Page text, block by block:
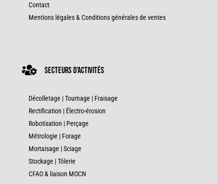
Contact
Mentions légales & Conditions générales de ventes
 secteurs d'activités
Décolletage |Tournage | Fraisage
Rectification | Électro-érosion
Robotisation | Perçage
Métrologie | Forage
Mortaisage |Sciage
Stockage |Tôlerie
CFAO & liaison MOCN